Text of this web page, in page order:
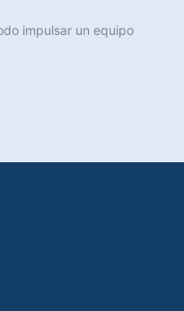
impulsar un equipo